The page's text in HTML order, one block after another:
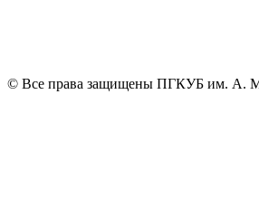
© Все права защищены ПГКУБ им. А. М.